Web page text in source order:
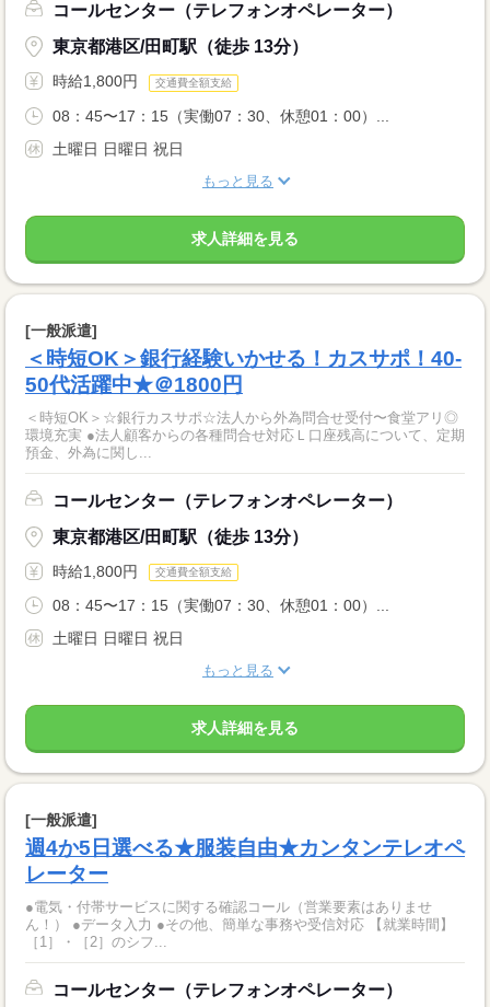
コールセンター（テレフォンオペレーター）
東京都港区/田町駅（徒歩 13分）
時給1,800円 交通費全額支給
08：45〜17：15（実働07：30、休憩01：00）...
土曜日 日曜日 祝日
もっと見る
求人詳細を見る
[一般派遣]
＜時短OK＞銀行経験いかせる！カスサポ！40-
50代活躍中★＠1800円
＜時短OK＞☆銀行カスサポ☆法人から外為問合せ受付〜食堂アリ◎
環境充実 ●法人顧客からの各種問合せ対応Ｌ口座残高について、定期
預金、外為に関し...
コールセンター（テレフォンオペレーター）
東京都港区/田町駅（徒歩 13分）
時給1,800円 交通費全額支給
08：45〜17：15（実働07：30、休憩01：00）...
土曜日 日曜日 祝日
もっと見る
求人詳細を見る
[一般派遣]
週4か5日選べる★服装自由★カンタンテレオペ
レーター
●電気・付帯サービスに関する確認コール（営業要素はありませ
ん！） ●データ入力 ●その他、簡単な事務や受信対応 【就業時間】
［1］・［2］のシフ...
コールセンター（テレフォンオペレーター）